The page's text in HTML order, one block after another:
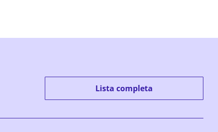
Lista completa